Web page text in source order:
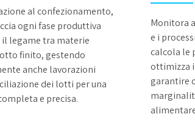
al confezionamento,
ogni fase produttiva
legame tra materie
finito, gestendo
anche lavorazioni
dei lotti per una
e precisa.
Monitora
e i
calcola le
ottimizza
garantire